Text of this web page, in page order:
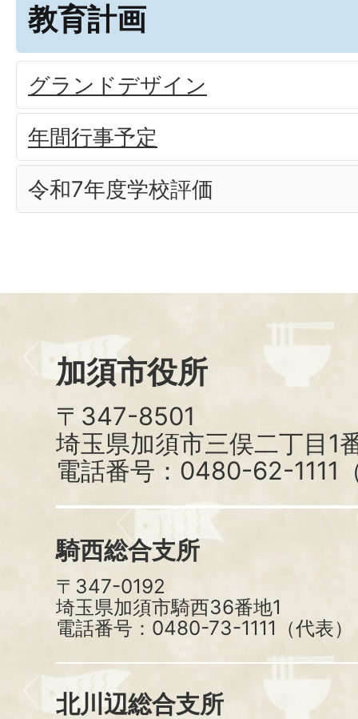
教育計画
グランドデザイン
年間行事予定
令和7年度学校評価
加須市役所
〒347-8501
埼玉県加須市三俣二丁目1
電話番号：0480-62-1111
騎西総合支所
〒347-0192
埼玉県加須市騎西36番地1
電話番号：0480-73-1111（代表）
北川辺総合支所